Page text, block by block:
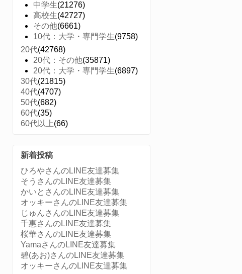
中学生(21276)
高校生(42727)
その他(6661)
10代：大学・専門学生(9758)
20代(42768)
20代：その他(35871)
20代：大学・専門学生(6897)
30代(21815)
40代(4707)
50代(682)
60代(35)
60代以上(66)
新着投稿
ひろやさんのLINE友達募集
そうさんのLINE友達募集
かいとさんのLINE友達募集
オッキーさんのLINE友達募集
じゅんさんのLINE友達募集
千惠さんのLINE友達募集
桜華さんのLINE友達募集
YamaさんのLINE友達募集
碧(あお)さんのLINE友達募集
オッキーさんのLINE友達募集